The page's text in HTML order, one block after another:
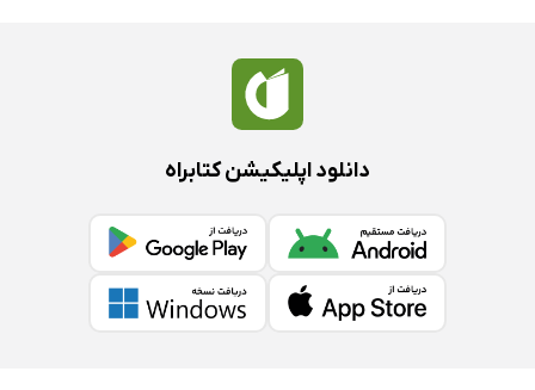
دانلود اپلیکیشن کتابراه